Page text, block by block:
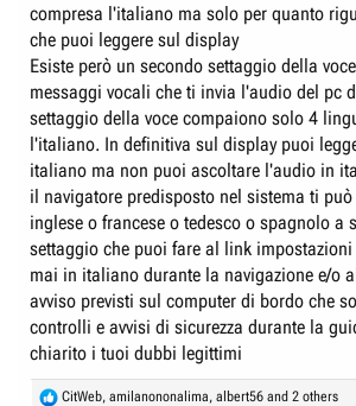
compresa l'italiano ma solo per quanto
che puoi leggere sul display
Esiste però un secondo settaggio della
messaggi vocali che ti invia l'audio del pc
settaggio della voce compaiono solo 4
l'italiano. In definitiva sul display puoi
italiano ma non puoi ascoltare l'audio in
il navigatore predisposto nel sistema ti
inglese o francese o tedesco o spagnolo a
settaggio che puoi fare al link
mai in italiano durante la navigazione e/o
avviso previsti sul computer di bordo che
controlli e avvisi di sicurezza durante la
chiarito i tuoi dubbi legittimi
R
CitWeb, amilanononalima, albert56 and 2 others